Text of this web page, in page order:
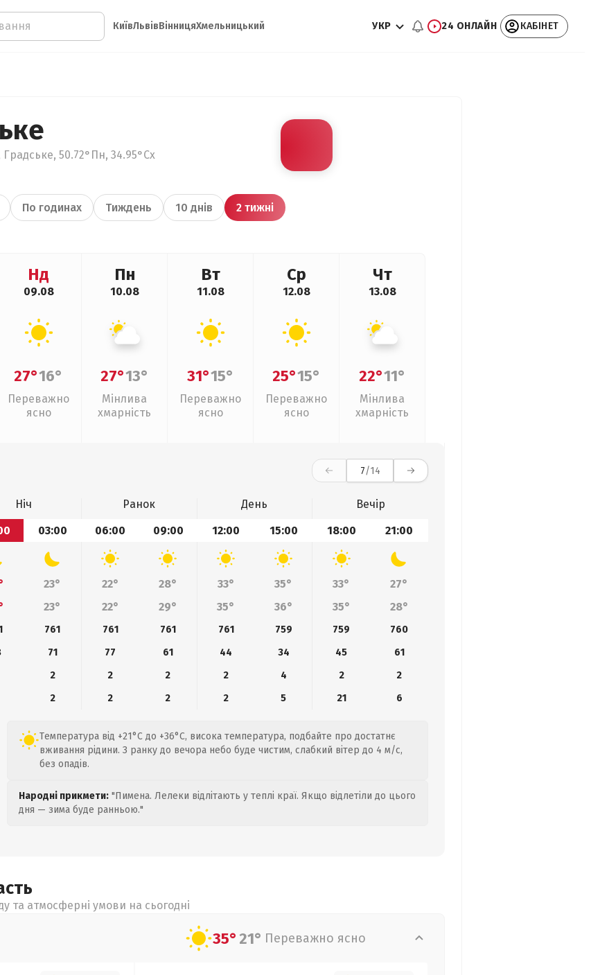
КиївЛьвівВінницяХмельницький УКР 24 ОНЛАЙН КАБІНЕТ
50.72°Пн, 34.95°Сх
По годинах Тиждень 10 днів 2 тижні
Нд
09.08
27°16°
Переважно
ясно
Пн
10.08
27°13°
Мінлива
хмарність
Вт
11.08
31°15°
Переважно
ясно
Ср
12.08
25°15°
Переважно
ясно
Чт
13.08
22°11°
Мінлива
хмарність
7/14
Ніч Ранок День
Вечір
03:00 06:00 09:00 12:00 15:00 18:00 21:00
23° 22° 28° 33° 35° 33°
27°
23° 22° 29° 35° 36° 35° 28°
761 761 761 761 759 759
760
71 77 61 44 34 45
61
2 2 2 2 4 2
2
2 2 2 2 5 21 6
Температура від +21°C до +36°C, висока температура, подбайте про достатнє
вживання рідини. З ранку до вечора небо буде чистим, слабкий вітер до 4 м/с,
без опадів.
Народні прикмети: "Пимена. Лелеки відлітають у теплі краї. Якщо відлетіли до цього
дня — зима буде ранньою."
та атмосферні умови на сьогодні
35°21° Переважно ясно